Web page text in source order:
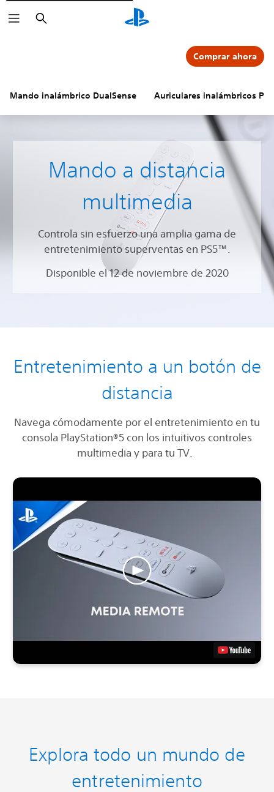
Buscar
Mando inalámbrico DualSense Auriculares inalámbricos
Comprar ahora
Mando a distancia
multimedia
Controla sin esfuerzo una amplia gama de
entretenimiento superventas en PS5™.
Disponible el 12 de noviembre de 2020
Entretenimiento a un botón de
distancia
Navega cómodamente por el entretenimiento en tu
consola PlayStation®5 con los intuitivos controles
multimedia y para tu TV.
Explora todo un mundo de
entretenimiento